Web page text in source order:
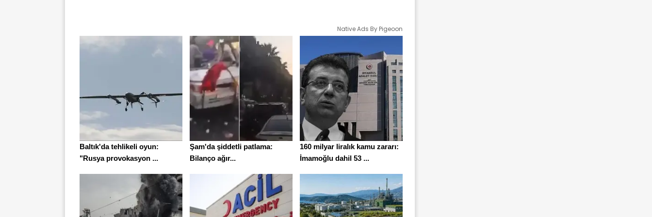
Native Ads By Pigeoon
Baltık'da tehlikeli oyun:
"Rusya provokasyon ...
Şam'da şiddetli patlama:
Bilanço ağır...
160 milyar liralık kamu zararı:
İmamoğlu dahil 53 ...